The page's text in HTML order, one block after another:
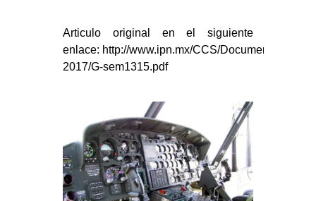
Articulo original en el siguiente
enlace: http://www.ipn.mx/CCS/Documents/
2017/G-sem1315.pdf